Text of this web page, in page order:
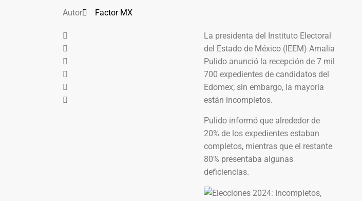
Autor Factor MX
La presidenta del Instituto Electoral
del Estado de México (IEEM) Amalia
Pulido anunció la recepción de 7 mil
700 expedientes de candidatos del
Edomex; sin embargo, la mayoría
están incompletos.
Pulido informó que alrededor de
20% de los expedientes estaban
completos, mientras que el restante
80% presentaba algunas
deficiencias.